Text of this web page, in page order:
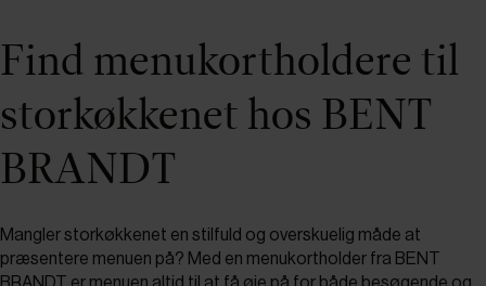
Find menukortholdere til
storkøkkenet hos BENT
BRANDT
Mangler storkøkkenet en stilfuld og overskuelig måde at
præsentere menuen på? Med en menukortholder fra BENT
BRANDT er menuen altid til at få øje på for både besøgende og